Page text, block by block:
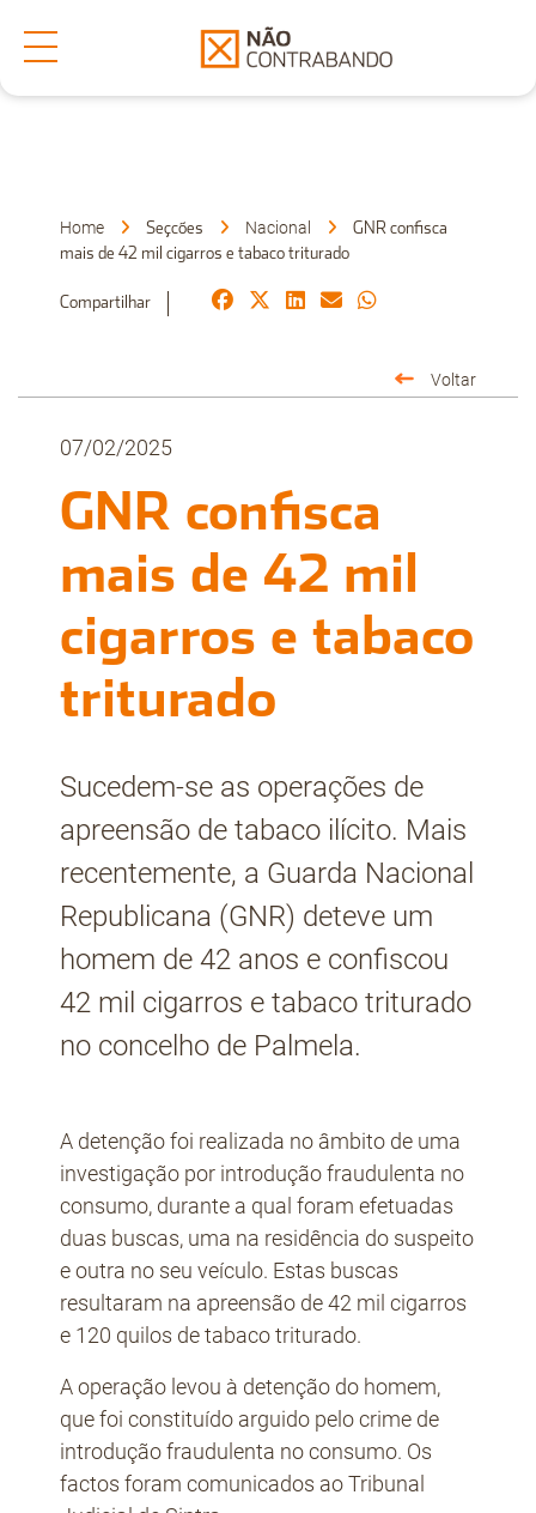
Denuncia
Sobre Nós
Home Seçcões Nacional
GNR confisca
mais de 42 mil cigarros e tabaco triturado
Compartilhar
Voltar
07/02/2025
GNR confisca
mais de 42 mil
cigarros e tabaco
triturado
Sucedem-se as operações de
apreensão de tabaco ilícito. Mais
recentemente, a Guarda Nacional
Republicana (GNR) deteve um
homem de 42 anos e confiscou
42 mil cigarros e tabaco triturado
no concelho de Palmela.
A detenção foi realizada no âmbito de uma
investigação por introdução fraudulenta no
consumo, durante a qual foram efetuadas
duas buscas, uma na residência do suspeito
e outra no seu veículo. Estas buscas
resultaram na apreensão de 42 mil cigarros
e 120 quilos de tabaco triturado.
A operação levou à detenção do homem,
que foi constituído arguido pelo crime de
introdução fraudulenta no consumo. Os
factos foram comunicados ao Tribunal